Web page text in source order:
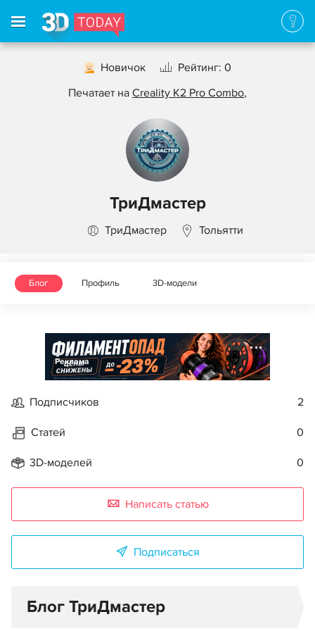
Новичок
Рейтинг: 0
Печатает на Creality K2 Pro Combo,
ТриДмастер
ТриДмастер Тольятти
Блог Профиль 3D-модели
Реклама
Подписчиков 2
Статей 0
3D-моделей 0
Написать статью
Подписаться
Блог ТриДмастер